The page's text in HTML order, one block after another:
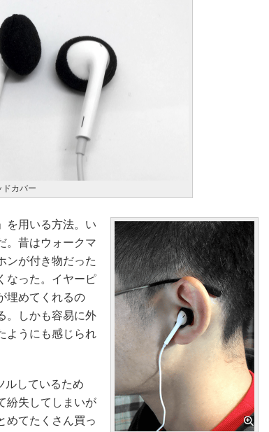
ドカバー
を用いる方法。い
。昔はウォークマ
ンが付き物だった
なった。イヤーピ
埋めてくれるの
。しかも容易に外
ようにも感じられ
しているため
紛失してしまいが
めてたくさん買っ